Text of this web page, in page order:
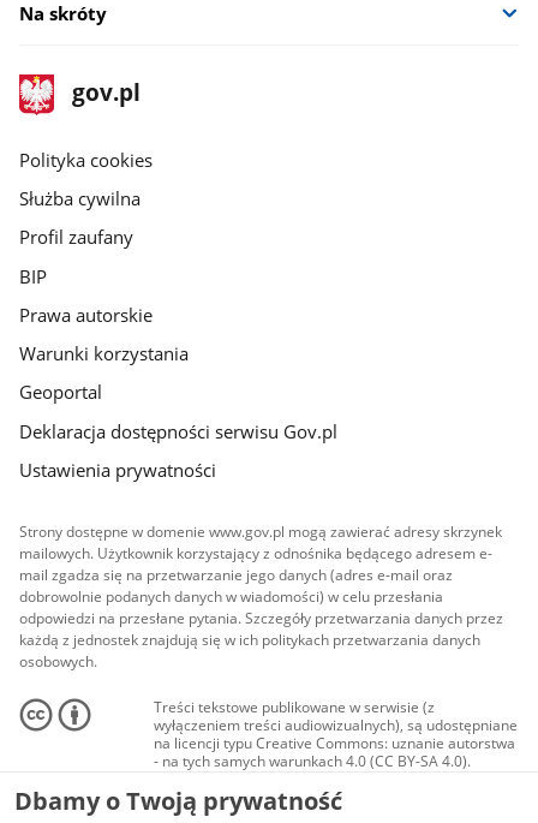
Na skróty
stopka
gov.pl
Strona
gov.pl
gov.pl
Polityka cookies
Służba cywilna
Profil zaufany
BIP
Prawa autorskie
Warunki korzystania
Geoportal
Deklaracja dostępności serwisu Gov.pl
Ustawienia prywatności
Strony dostępne w domenie www.gov.pl mogą zawierać adresy skrzynek
mailowych. Użytkownik korzystający z odnośnika będącego adresem e-
mail zgadza się na przetwarzanie jego danych (adres e-mail oraz
dobrowolnie podanych danych w wiadomości) w celu przesłania
odpowiedzi na przesłane pytania. Szczegóły przetwarzania danych przez
każdą z jednostek znajdują się w ich politykach przetwarzania danych
osobowych.
Treści tekstowe publikowane w serwisie (z
wyłączeniem treści audiowizualnych), są udostępniane
na licencji typu Creative Commons: uznanie autorstwa
- na tych samych warunkach 4.0 (CC BY-SA 4.0).
Materiały audiowizualne, w tym zdjęcia, materiały
audio i wideo, są udostępniane na licencji typu
Creative Commons: uznanie autorstwa użycie
Dbamy o Twoją prywatność